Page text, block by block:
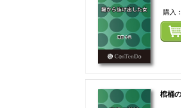
購入：
棺桶